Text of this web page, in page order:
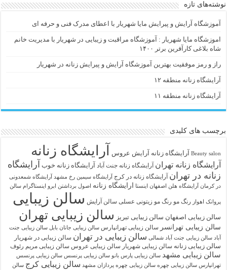
نوشته‌های تازه
آموزشگاه آرایش و پیرایش مایا شهریار با اعطای مدرک فنی و حرفه ای
اموزشگاه مایا شهریار : آموزشگاه مراقبت و زیبایی در شهریار با مدیریت خانم
شاه بلاغی کارآفرین برتر ۱۴۰۰
راز و رمز موفقیت بهترین آموزشگاه آرایش و پیرایش زنانه در شهریار
آرایشگاه زنانه منطقه ۱۲
آرایشگاه زنانه منطقه ۱۱
برچسب های کلیدی
Beauty salon آرايشگاه زنانه آرایش عروس آرایشگاه زنانه
آرایشگاه زنانه تهران آرایشگاه زنانه جنت آباد آرایشگاه زنانه خوب آرایشگاه
زنانه در تهران آرایشگاه زنانه در کرج آرایشگاه سیمین رخ مشهد
آرایشگاه شمعدونی
در کرمان آرایشگاه هلن اصفهان اینستا ارایشگاه زنانه اصول برداشتن ابرو اینستاگرام سالن
پروانک اهواز رنگ مو رنگ مو زیتونی عسلی سالن آرایش سالن زیبایی
سالن زیبایی اصفهان سالن زیبایی تبریز سالن زیبایی تهران
سالن زیبایی تهرانسر سالن زیبایی تهرانپارس سالن زیبایی جانان بابل سالن زیبایی جنت
آباد سالن زیبایی جنت آباد شمالی سالن زیبایی در تهران سالن زیبایی در شهریار
سالن زیبایی زنانه سالن زیبایی شهریار سالن زیبایی عروس سالن زیبایی مریم رئوف
سالن زیبایی مشهد سالن زیبایی پارس بانو سالن زیبایی پرنسس سالن زیبایی پرنسس
تهرانپارس سالن زیبایی چهره سالن زیبایی چهره پردازان مشهد سالن زیبایی کرج سالن